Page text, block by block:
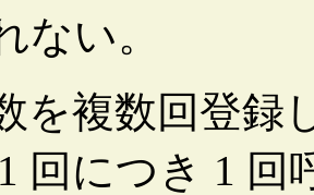
ない。
を複数回登録
回につき 1 回